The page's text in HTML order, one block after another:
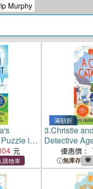
Murphy
in
滿額折
3.Christie
Detective
Catastrophe
優惠價：
無庫存